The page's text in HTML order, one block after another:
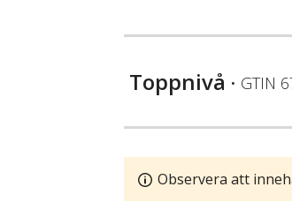
Toppnivå • GTIN
Observera att